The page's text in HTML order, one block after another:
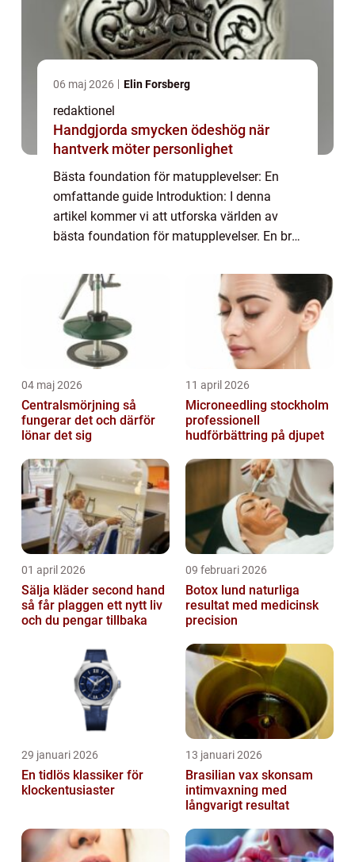
06 maj 2026 Elin Forsberg
redaktionel
Handgjorda smycken ödeshög när
hantverk möter personlighet
Bästa foundation för matupplevelser: En
omfattande guide Introduktion: I denna
artikel kommer vi att utforska världen av
bästa foundation för matupplevelser. En bra
en fantastisk maträtt och kan göra
skillnad...
04 maj 2026
Centralsmörjning så
fungerar det och därför
lönar det sig
11 april 2026
Microneedling stockholm
professionell
hudförbättring på djupet
01 april 2026
Sälja kläder second hand
så får plaggen ett nytt liv
och du pengar tillbaka
09 februari 2026
Botox lund naturliga
resultat med medicinsk
precision
29 januari 2026
En tidlös klassiker för
klockentusiaster
13 januari 2026
Brasilian vax skonsam
intimvaxning med
långvarigt resultat